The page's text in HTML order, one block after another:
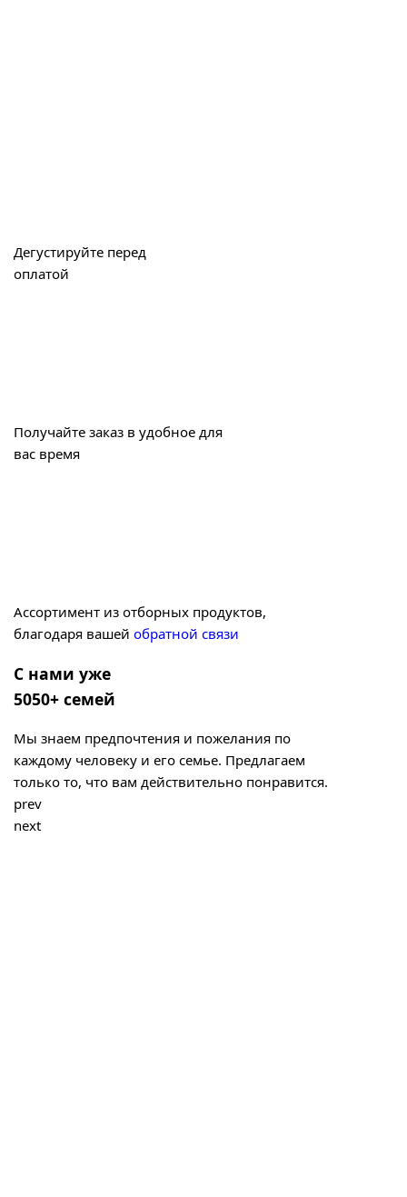
Дегустируйте перед
оплатой
Получайте заказ в удобное для
вас время
Ассортимент из отборных продуктов,
благодаря вашей обратной связи
С нами уже
5050+ семей
Мы знаем предпочтения и пожелания по
каждому человеку и его семье. Предлагаем
только то, что вам действительно понравится.
prev
next